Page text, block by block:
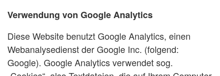
Verwendung von Google Analytics
Diese Website benutzt Google Analytics, einen
Webanalysedienst der Google Inc. (folgend:
Google). Google Analytics verwendet sog.